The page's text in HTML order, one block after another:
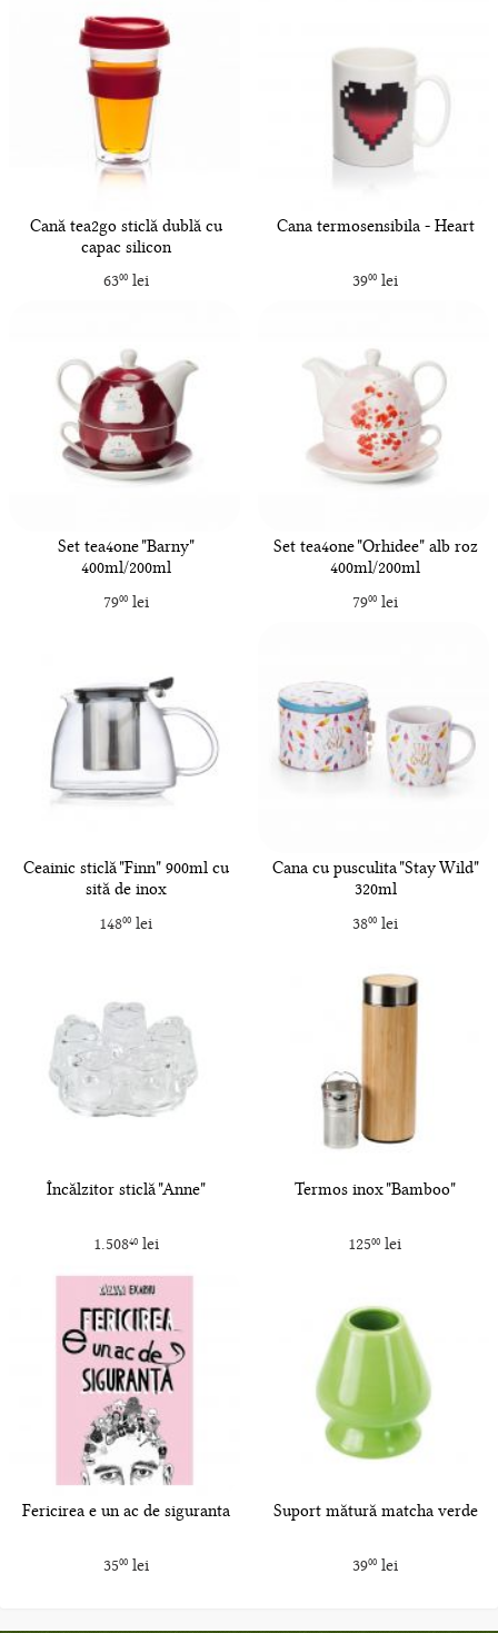
Cană tea2go sticlă dublă cu
capac silicon
6300lei
Cana termosensibila - Heart
3900lei
Set tea4one "Barny"
400ml/200ml
7900lei
Set tea4one "Orhidee" alb roz
400ml/200ml
7900lei
Ceainic sticlă "Finn" 900ml cu
sită de inox
14800 lei
Cana cu pusculita "Stay Wild"
320ml
3800lei
Încălzitor sticlă "Anne"
1.50840lei
Termos inox "Bamboo"
12500 lei
Fericirea e un ac de siguranta
3500lei
Suport mătură matcha verde
3900lei